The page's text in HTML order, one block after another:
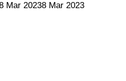
Mar 20238 Mar 2023